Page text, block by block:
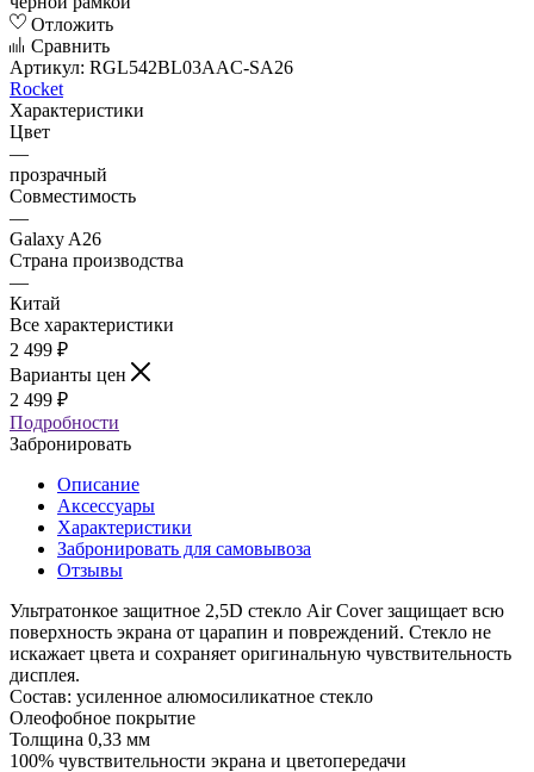
Отложить
Сравнить
Артикул: RGL542BL03AAC-SA26
Rocket
Характеристики
Цвет
—
прозрачный
Совместимость
—
Galaxy A26
Страна производства
—
Китай
Все характеристики
2 499 ₽
Варианты цен
2 499 ₽
Подробности
Забронировать
Описание
Аксессуары
Характеристики
Забронировать для самовывоза
Отзывы
Ультратонкое защитное 2,5D стекло Air Cover защищает всю
поверхность экрана от царапин и повреждений. Стекло не
искажает цвета и сохраняет оригинальную чувствительность
дисплея.
Состав: усиленное алюмосиликатное стекло
Олеофобное покрытие
Толщина 0,33 мм
100% чувствительности экрана и цветопередачи